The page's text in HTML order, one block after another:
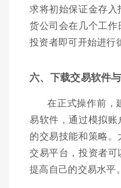
求将初始保证金存
货公司会在几个工作
投资者即可开始进行
六、下载交易软件
在正式操作前，
易软件，通过模拟
的交易技能和策略
交易平台，投资者可
提高自己的交易水平。